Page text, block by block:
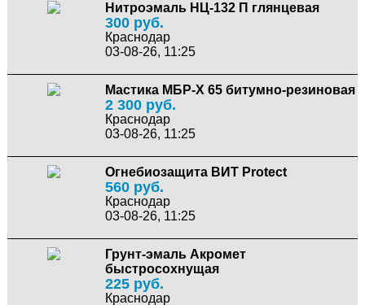
Нитроэмаль НЦ-132 П глянцевая
300 руб.
Краснодар
03-08-26, 11:25
Мастика МБР-Х 65 битумно-резиновая
2 300 руб.
Краснодар
03-08-26, 11:25
Огнебиозащита ВИТ Protect
560 руб.
Краснодар
03-08-26, 11:25
Грунт-эмаль Акромет
быстросохнущая
225 руб.
Краснодар